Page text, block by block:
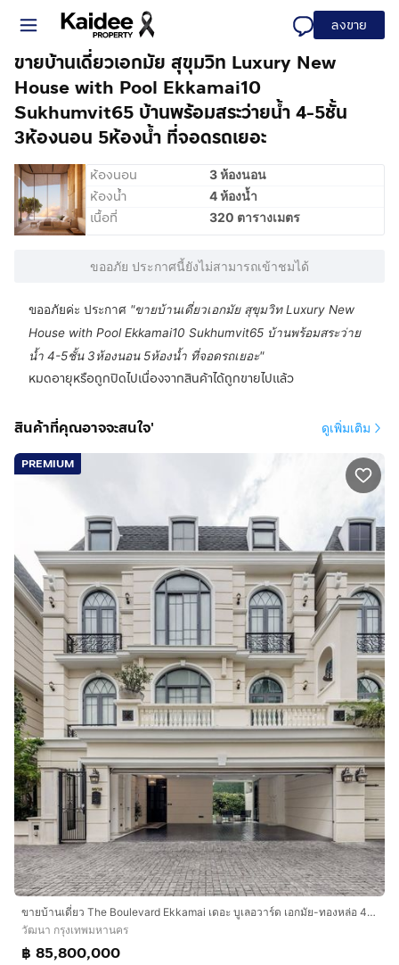
ลงขาย
ขายบ้านเดี่ยวเอกมัย สุขุมวิท Luxury New
House with Pool Ekkamai10
Sukhumvit65 บ้านพร้อมสระว่ายน้ำ 4-5ชั้น
3ห้องนอน 5ห้องน้ำ ที่จอดรถเยอะ
ห้องนอน 3 ห้องนอน
ห้องน้ำ 4 ห้องน้ำ
เนื้อที่ 320 ตารางเมตร
ขออภัย ประกาศนี้ยังไม่สามารถเข้าชมได้
ขออภัยค่ะ ประกาศ "ขายบ้านเดี่ยวเอกมัย สุขุมวิท Luxury New
House with Pool Ekkamai10 Sukhumvit65 บ้านพร้อมสระว่าย
น้ำ 4-5ชั้น 3ห้องนอน 5ห้องน้ำ ที่จอดรถเยอะ"
หมดอายุหรือถูกปิดไปเนื่องจากสินค้าได้ถูกขายไปแล้ว
สินค้าที่คุณอาจจะสนใจ' ดูเพิ่มเติม
PREMIUM
ขายบ้านเดี่ยว The Boulevard Ekkamai เดอะ บูเลอวาร์ด เอกมัย-ทองหล่อ 4 นอน ใกล้ BTS
วัฒนา กรุงเทพมหานคร
฿ 85,800,000